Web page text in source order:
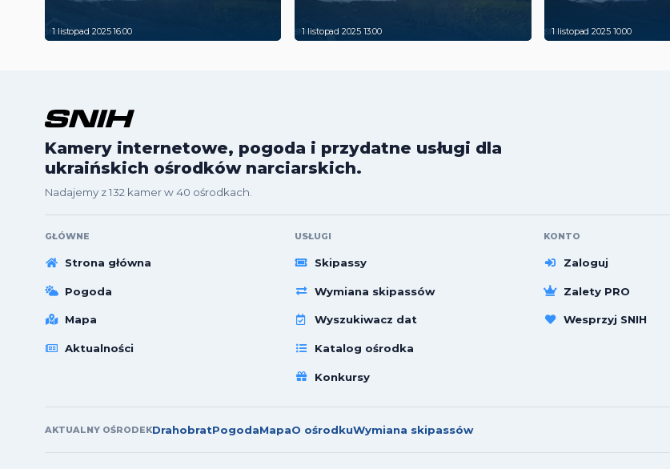
1 listopad 2025 16:00 1 listopad 2025 13:00 1 listopad 2025 10:00
Kamery internetowe, pogoda i przydatne usługi dla
ukraińskich ośrodków narciarskich.
Nadajemy z 132 kamer w 40 ośrodkach.
GŁÓWNE
Strona główna
Pogoda
Mapa
Aktualności
USŁUGI
Skipassy
Wymiana skipassów
Wyszukiwacz dat
Katalog ośrodka
Konkursy
KONTO
Zaloguj
Zalety PRO
Wesprzyj SNIH
AKTUALNY OŚRODEKDrahobratPogodaMapaO ośrodkuWymiana skipassów